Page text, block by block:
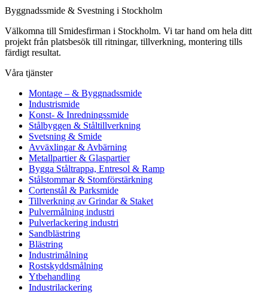
Byggnadssmide & Svestning i Stockholm
Välkomna till Smidesfirman i Stockholm. Vi tar hand om hela ditt
projekt från platsbesök till ritningar, tillverkning, montering tills
färdigt resultat.
Våra tjänster
Montage – & Byggnadssmide
Industrismide
Konst- & Inredningssmide
Stålbyggen & Ståltillverkning
Svetsning & Smide
Avväxlingar & Avbärning
Metallpartier & Glaspartier
Bygga Ståltrappa, Entresol & Ramp
Stålstommar & Stomförstärkning
Cortenstål & Parksmide
Tillverkning av Grindar & Staket
Pulvermålning industri
Pulverlackering industri
Sandblästring
Blästring
Industrimålning
Rostskyddsmålning
Ytbehandling
Industrilackering